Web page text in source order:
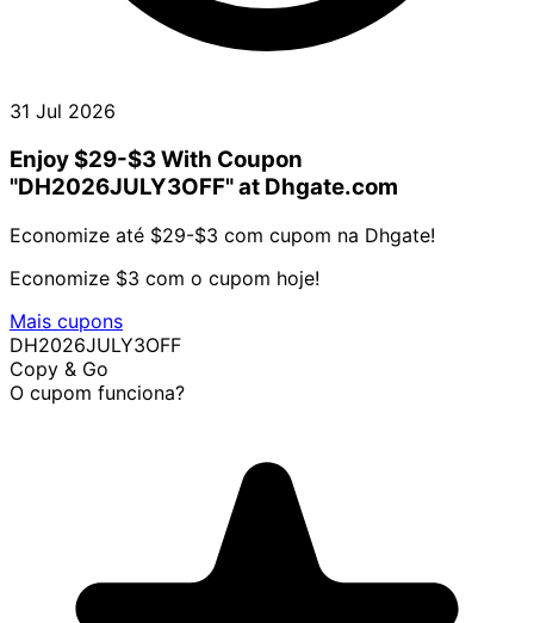
31 Jul 2026
Enjoy $29-$3 With Coupon
"DH2026JULY3OFF" at Dhgate.com
Economize até $29-$3 com cupom na Dhgate!
Economize $3 com o cupom hoje!
Mais cupons
DH2026JULY3OFF
Copy & Go
O cupom funciona?